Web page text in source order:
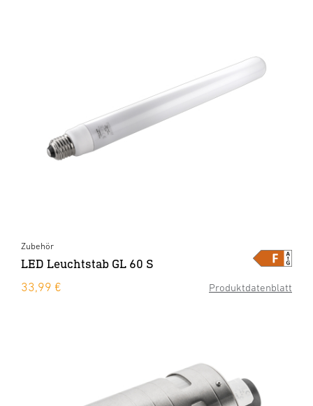
Produktdatenblatt
Zubehör
LED Leuchtstab GL 60 S
33,99 €